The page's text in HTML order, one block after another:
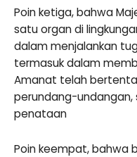
Poin ketiga, bahwa
satu organ di
dalam menjalankan
termasuk dalam
Amanat telah
perundang-undangan,
penataan
Poin keempat, bahwa